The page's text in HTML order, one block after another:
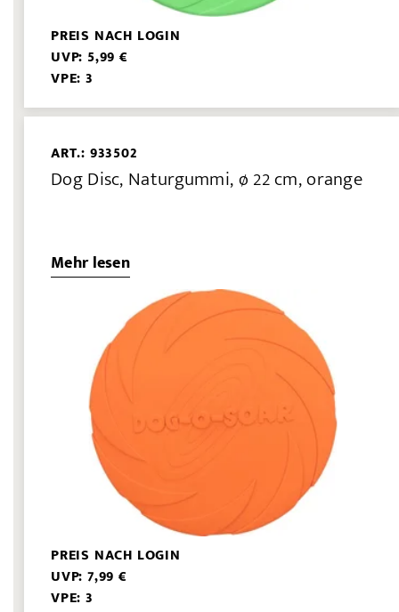
PREIS NACH LOGIN
UVP: 5,99 €
VPE: 3
ART.: 933502
Dog Disc, Naturgummi, ø 22 cm, orange
Mehr lesen
PREIS NACH LOGIN
UVP: 7,99 €
VPE: 3